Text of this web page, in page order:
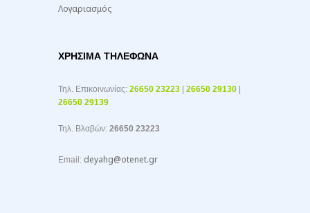
Λογαριασμός
ΧΡΉΣΙΜΑ ΤΗΛΈΦΩΝΑ
Τηλ. Επικοινωνίας: 26650 23223 26650 29130
26650 29139
Τηλ. Βλαβών: 26650 23223
Email: deyahg@otenet.gr